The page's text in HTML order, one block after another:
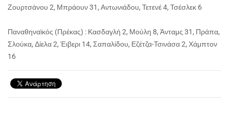
Ζουρτσάνου 2, Μπράουν 31, Αντωνιάδου, Τετενέ 4, Τσέσλεκ 6
Παναθηναϊκός (Πρέκας) : Κασδαγλή 2, Μούλη 8, Άνταμς 31, Πράπα,
Σλούκα, Δίελα 2, Έιβερι 14, Σαπαλίδου, Εζέτζα-Τσινάσα 2, Χάμπτον
16